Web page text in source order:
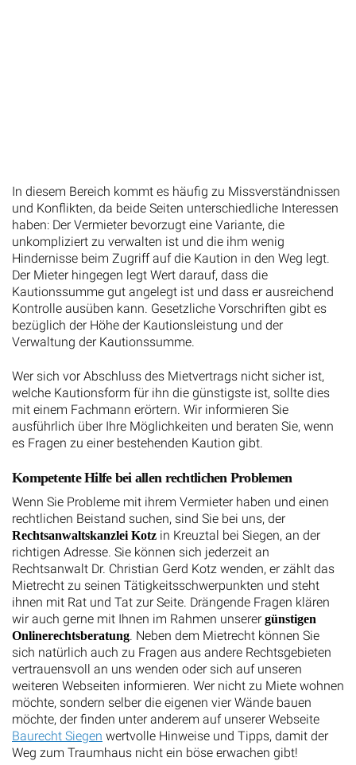
In diesem Bereich kommt es häufig zu Missverständnissen
und Konflikten, da beide Seiten unterschiedliche Interessen
haben: Der Vermieter bevorzugt eine Variante, die
unkompliziert zu verwalten ist und die ihm wenig
Hindernisse beim Zugriff auf die Kaution in den Weg legt.
Der Mieter hingegen legt Wert darauf, dass die
Kautionssumme gut angelegt ist und dass er ausreichend
Kontrolle ausüben kann. Gesetzliche Vorschriften gibt es
bezüglich der Höhe der Kautionsleistung und der
Verwaltung der Kautionssumme.
Wer sich vor Abschluss des Mietvertrags nicht sicher ist,
welche Kautionsform für ihn die günstigste ist, sollte dies
mit einem Fachmann erörtern. Wir informieren Sie
ausführlich über Ihre Möglichkeiten und beraten Sie, wenn
es Fragen zu einer bestehenden Kaution gibt.
Kompetente Hilfe bei allen rechtlichen Problemen
Wenn Sie Probleme mit ihrem Vermieter haben und einen
rechtlichen Beistand suchen, sind Sie bei uns, der
Rechtsanwaltskanzlei Kotzin Kreuztal bei Siegen, an der
richtigen Adresse. Sie können sich jederzeit an
Rechtsanwalt Dr. Christian Gerd Kotz wenden, er zählt das
Mietrecht zu seinen Tätigkeitsschwerpunkten und steht
ihnen mit Rat und Tat zur Seite. Drängende Fragen klären
wir auch gerne mit Ihnen im Rahmen unserergünstigen
Onlinerechtsberatung. Neben dem Mietrecht können Sie
sich natürlich auch zu Fragen aus andere Rechtsgebieten
vertrauensvoll an uns wenden oder sich auf unseren
weiteren Webseiten informieren. Wer nicht zu Miete wohnen
möchte, sondern selber die eigenen vier Wände bauen
möchte, der finden unter anderem auf unserer Webseite
Baurecht Siegenwertvolle Hinweise und Tipps, damit der
Weg zum Traumhaus nicht ein böse erwachen gibt!